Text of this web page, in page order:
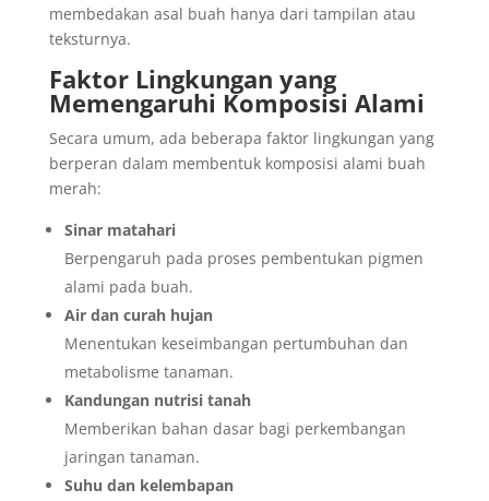
membedakan asal buah hanya dari tampilan atau
teksturnya.
Faktor Lingkungan yang
Memengaruhi Komposisi Alami
Secara umum, ada beberapa faktor lingkungan yang
berperan dalam membentuk komposisi alami buah
merah:
Sinar matahari
Berpengaruh pada proses pembentukan pigmen
alami pada buah.
Air dan curah hujan
Menentukan keseimbangan pertumbuhan dan
metabolisme tanaman.
Kandungan nutrisi tanah
Memberikan bahan dasar bagi perkembangan
jaringan tanaman.
Suhu dan kelembapan